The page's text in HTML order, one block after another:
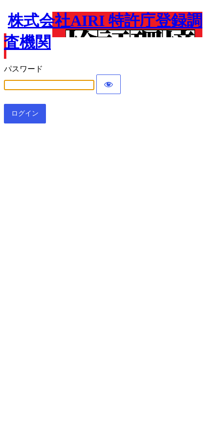
株式会社AIRI 特許庁登録調
査機関
パスワード